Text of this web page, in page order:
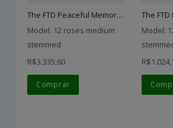
The FTD Peaceful Memories..
Model: 12 roses medium
stemmed
R$3.335,60
Comprar
Model: